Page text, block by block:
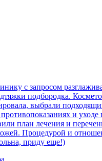
с запросом
подбородка.
выбрали
противопоказаниях и
план лечения и
Процедурой и
приду еще!)